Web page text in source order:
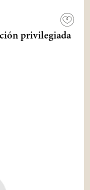
privilegiada